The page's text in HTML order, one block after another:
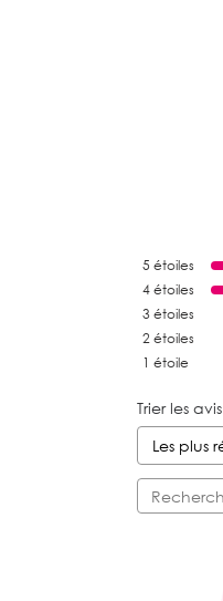
5 étoiles
4 étoiles
3 étoiles
2 étoiles
1 étoile
Trier les avis